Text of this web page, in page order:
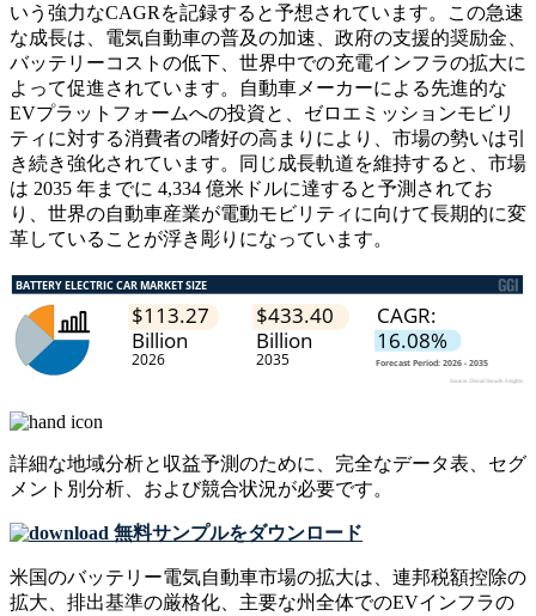
いう強力なCAGRを記録すると予想されています。この急速
な成長は、電気自動車の普及の加速、政府の支援的奨励金、
バッテリーコストの低下、世界中での充電インフラの拡大に
よって促進されています。自動車メーカーによる先進的な
EVプラットフォームへの投資と、ゼロエミッションモビリ
ティに対する消費者の嗜好の高まりにより、市場の勢いは引
き続き強化されています。同じ成長軌道を維持すると、市場
は 2035 年までに 4,334 億米ドルに達すると予測されてお
り、世界の自動車産業が電動モビリティに向けて長期的に変
革していることが浮き彫りになっています。
詳細な地域分析と収益予測のために、 完全なデータ表、セグ
メント別分析、および競合状況が必要です。
無料サンプルをダウンロード
米国のバッテリー電気自動車市場の拡大は、連邦税額控除の
拡大、排出基準の厳格化、主要な州全体でのEVインフラの